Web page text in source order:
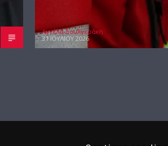
Αγγέλα Δουλγεράκη
31 ΙΟΥΛΊΟΥ 2026